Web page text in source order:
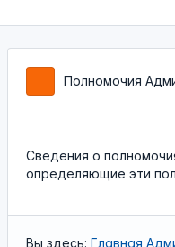
Полномочия
Cведения о
определяющие эти
Вы здесь: Главная